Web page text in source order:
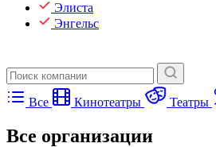
Элиста
Энгельс
Все Кинотеатры Театры
Все организации